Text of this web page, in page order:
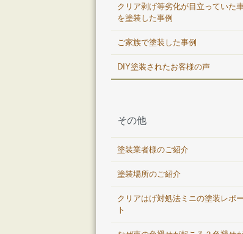
クリア剥げ等劣化が目立っていた
を塗装した事例
ご家族で塗装した事例
DIY塗装されたお客様の声
その他
塗装業者様のご紹介
塗装場所のご紹介
クリアはげ対処法ミニの塗装レポー
ト